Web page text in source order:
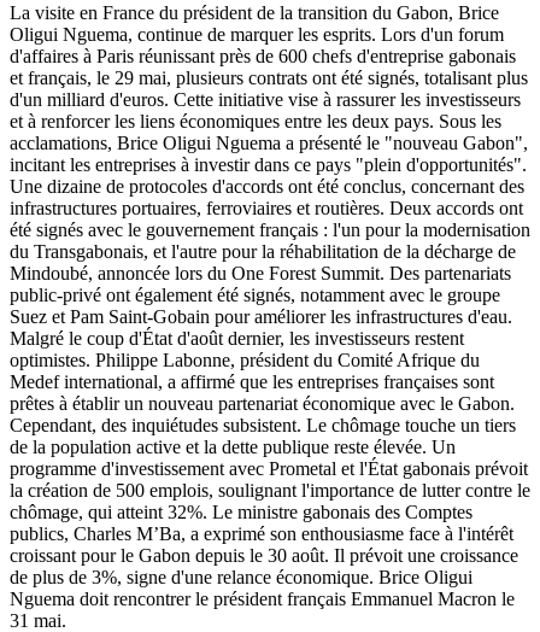
La visite en France du président de la transition du Gabon, Brice
Oligui Nguema, continue de marquer les esprits. Lors d'un forum
d'affaires à Paris réunissant près de 600 chefs d'entreprise gabonais
et français, le 29 mai, plusieurs contrats ont été signés, totalisant plus
d'un milliard d'euros. Cette initiative vise à rassurer les investisseurs
et à renforcer les liens économiques entre les deux pays. Sous les
acclamations, Brice Oligui Nguema a présenté le "nouveau Gabon",
incitant les entreprises à investir dans ce pays "plein d'opportunités".
Une dizaine de protocoles d'accords ont été conclus, concernant des
infrastructures portuaires, ferroviaires et routières. Deux accords ont
été signés avec le gouvernement français : l'un pour la modernisation
du Transgabonais, et l'autre pour la réhabilitation de la décharge de
Mindoubé, annoncée lors du One Forest Summit. Des partenariats
public-privé ont également été signés, notamment avec le groupe
Suez et Pam Saint-Gobain pour améliorer les infrastructures d'eau.
Malgré le coup d'État d'août dernier, les investisseurs restent
optimistes. Philippe Labonne, président du Comité Afrique du
Medef international, a affirmé que les entreprises françaises sont
prêtes à établir un nouveau partenariat économique avec le Gabon.
Cependant, des inquiétudes subsistent. Le chômage touche un tiers
de la population active et la dette publique reste élevée. Un
programme d'investissement avec Prometal et l'État gabonais prévoit
la création de 500 emplois, soulignant l'importance de lutter contre le
chômage, qui atteint 32%. Le ministre gabonais des Comptes
publics, Charles M’Ba, a exprimé son enthousiasme face à l'intérêt
croissant pour le Gabon depuis le 30 août. Il prévoit une croissance
de plus de 3%, signe d'une relance économique. Brice Oligui
Nguema doit rencontrer le président français Emmanuel Macron le
31 mai.